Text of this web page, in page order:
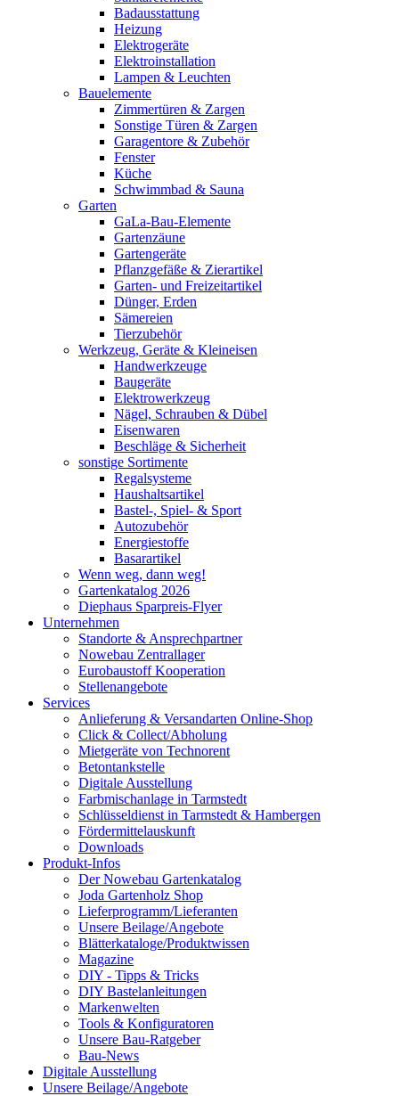
Badausstattung
Heizung
Elektrogeräte
Elektroinstallation
Lampen & Leuchten
Bauelemente
Zimmertüren & Zargen
Sonstige Türen & Zargen
Garagentore & Zubehör
Fenster
Küche
Schwimmbad & Sauna
Garten
GaLa-Bau-Elemente
Gartenzäune
Gartengeräte
Pflanzgefäße & Zierartikel
Garten- und Freizeitartikel
Dünger, Erden
Sämereien
Tierzubehör
Werkzeug, Geräte & Kleineisen
Handwerkzeuge
Baugeräte
Elektrowerkzeug
Nägel, Schrauben & Dübel
Eisenwaren
Beschläge & Sicherheit
sonstige Sortimente
Regalsysteme
Haushaltsartikel
Bastel-, Spiel- & Sport
Autozubehör
Energiestoffe
Basarartikel
Wenn weg, dann weg!
Gartenkatalog 2026
Diephaus Sparpreis-Flyer
Unternehmen
Standorte & Ansprechpartner
Nowebau Zentrallager
Eurobaustoff Kooperation
Stellenangebote
Services
Anlieferung & Versandarten Online-Shop
Click & Collect/Abholung
Mietgeräte von Technorent
Betontankstelle
Digitale Ausstellung
Farbmischanlage in Tarmstedt
Schlüsseldienst in Tarmstedt & Hambergen
Fördermittelauskunft
Downloads
Produkt-Infos
Der Nowebau Gartenkatalog
Joda Gartenholz Shop
Lieferprogramm/Lieferanten
Unsere Beilage/Angebote
Blätterkataloge/Produktwissen
Magazine
DIY - Tipps & Tricks
DIY Bastelanleitungen
Markenwelten
Tools & Konfiguratoren
Unsere Bau-Ratgeber
Bau-News
Digitale Ausstellung
Unsere Beilage/Angebote